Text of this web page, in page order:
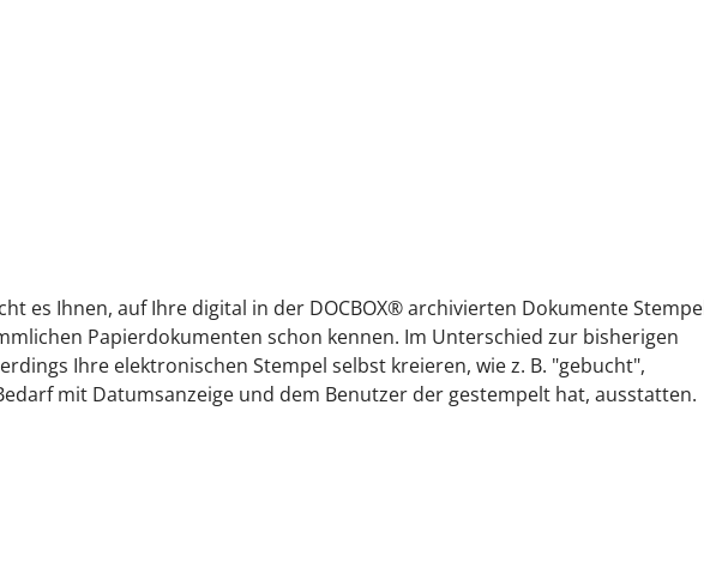
es Ihnen, auf Ihre digital in der DOCBOX® archivierten Dokumente
Papierdokumenten schon kennen. Im Unterschied zur bisherigen
Ihre elektronischen Stempel selbst kreieren, wie z. B. "gebucht",
mit Datumsanzeige und dem Benutzer der gestempelt hat, ausstatten.